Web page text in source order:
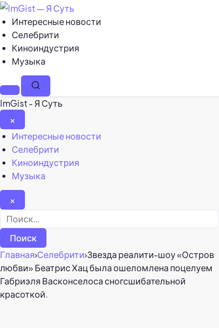
Интересные новости
Селебрити
Киноиндустрия
Музыка
МенюПоиск
ImGist - Я Суть
×
Закрыть
меню
Интересные новости
Селебрити
Киноиндустрия
Музыка
×
Найти:
Главная›Селебрити›Звезда реалити-шоу «Остров
любви» Беатрис Хац была ошеломлена поцелуем
Габриэля Васконселоса сногсшибательной
красоткой.